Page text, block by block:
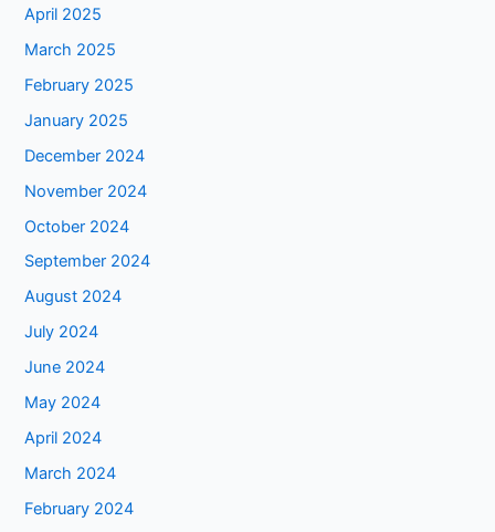
April 2025
March 2025
February 2025
January 2025
December 2024
November 2024
October 2024
September 2024
August 2024
July 2024
June 2024
May 2024
April 2024
March 2024
February 2024